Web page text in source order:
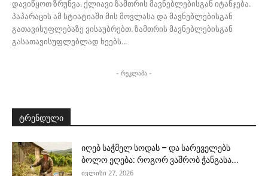
დავიწყოთ ზრუნვა. ქლიავი ზამთრის მავნებლებისგან იტანჯება.
პაპარაცის ამ სტიატიაში მის მოვლასა და მავნებლებისგან
გათავისუფლებაზე ვისაუბრებთ. ზამთრის მავნებლებისგან
გასათავისუფლებლად ხეებს...
- რეკლამა -
ტრენდული
იღებ საჭმელ სოდას – და სარეველებს
ბოლო ეღება: როგორ ვაშრობ ჭანგასა...
ივლისი 27, 2026